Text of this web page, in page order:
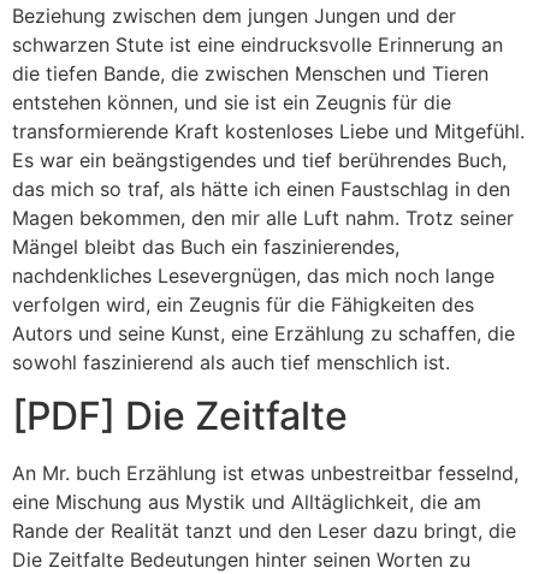
Beziehung zwischen dem jungen Jungen und der
schwarzen Stute ist eine eindrucksvolle Erinnerung an
die tiefen Bande, die zwischen Menschen und Tieren
entstehen können, und sie ist ein Zeugnis für die
transformierende Kraft kostenloses Liebe und Mitgefühl.
Es war ein beängstigendes und tief berührendes Buch,
das mich so traf, als hätte ich einen Faustschlag in den
Magen bekommen, den mir alle Luft nahm. Trotz seiner
Mängel bleibt das Buch ein faszinierendes,
nachdenkliches Lesevergnügen, das mich noch lange
verfolgen wird, ein Zeugnis für die Fähigkeiten des
Autors und seine Kunst, eine Erzählung zu schaffen, die
sowohl faszinierend als auch tief menschlich ist.
[PDF] Die Zeitfalte
An Mr. buch Erzählung ist etwas unbestreitbar fesselnd,
eine Mischung aus Mystik und Alltäglichkeit, die am
Rande der Realität tanzt und den Leser dazu bringt, die
Die Zeitfalte Bedeutungen hinter seinen Worten zu